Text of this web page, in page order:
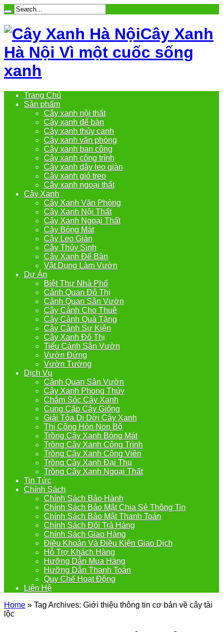
Cây Xanh
Hà Nội Vì một cuốc sống
xanh
Trang Chủ
Sản phẩm
Cây xanh nội thất
Cây xanh để bàn
Cây xanh thủy canh
Cây xanh văn phòng
Cây xanh ban công
Cây xanh công trình
Cây xanh dây leo giàn
Cây xanh giỏ treo
Cây xanh ngoại thất
Cây Xanh
Cây Xanh Văn Phòng
Cây Xanh Nội Thất
Cây Xanh Ngoại Thất
Cây Bóng Mát
Cây Leo Giàn
Cây Thủy Sinh
Cây Xanh Để Bàn
Vật Dụng Làm Vườn
Dự Án
Biệt Thự Nhà Phố
Cảnh Quan Đô Thị
Cảnh Quan Sân Vườn
Cây Cảnh Cho Thuê
Cây Cảnh Quà Tặng
Cây Cảnh Sự Kiện
Cây Xanh Đô Thị
Tiểu Cảnh Sân Vườn
Vườn Đứng
Vườn Tường
Dịch Vụ
Cảnh Quan Sân Vườn
Cây Xanh Phong Thủy
Chắm Sóc Cây Xanh
Cung Cấp Cây Giống
Giải Tỏa Di Dời Cây Xanh
Thi Công Hòn Non Bộ
Trồng Cây Xanh Bóng Mát
Trồng Cây Xanh Công Trình
Trồng Cây Xanh Công Viên
Trồng Cây Xanh Đại Thụ
Trồng Cây Xanh Ngoại Thất
Tin Tức
Chính Sách
Chính Sách Bảo Hành
Chính Sách Bảo Mật Chia Sẻ Thông Tin
Chính Sách Bảo Mật Thanh Toán
Chính Sách Đổi Trả Hàng
Chính Sách Giao Hàng
Điều Khoản Và Điều Kiện Giao Dịch
Hỗ Trợ Khách Hàng
Hưỡng Dẫn Mua Hàng
Hưỡng Dẫn Thanh Toán
Quy Chế Hoạt Động
Liên Hệ
Home » Tag Archives: Giới thiệu thông tin cơ bản về cây tài
lộc